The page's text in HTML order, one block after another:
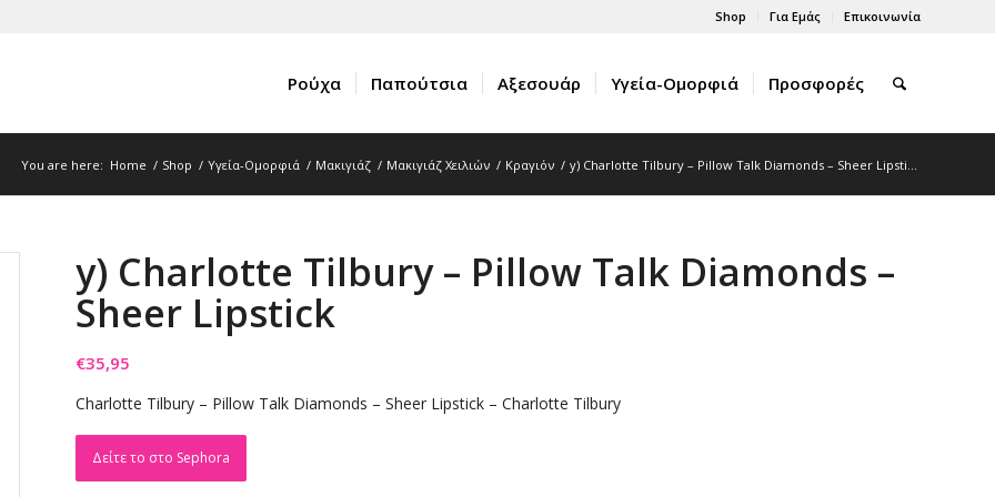
Shop Για Εμάς Επικοινωνία
Ρούχα Παπούτσια Αξεσουάρ Υγεία-Ομορφιά Προσφορές
You are here: Home / Shop / Υγεία-Ομορφιά / Μακιγιάζ / Μακιγιάζ Χειλιών / Κραγιόν / y) Charlotte Tilbury – Pillow Talk Diamonds – Sheer Lipsti...
y) Charlotte Tilbury – Pillow Talk Diamonds –
Sheer Lipstick
€35,95
Charlotte Tilbury – Pillow Talk Diamonds – Sheer Lipstick – Charlotte Tilbury
Δείτε το στο Sephora